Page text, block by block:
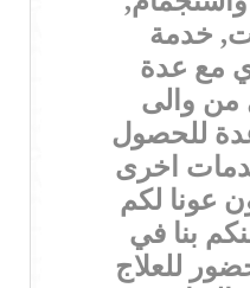
خدمة
مع عدة
والى
للحصول
اخرى
عونا لكم
بنا في
للعلاج